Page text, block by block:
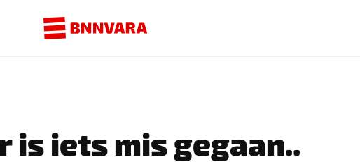
is iets mis gegaan..